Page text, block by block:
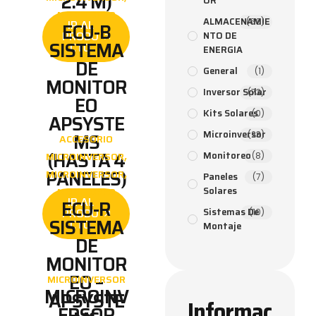
IR AL
PRODU
CTO
MONITOREO
ECU-B
SISTEMA
DE
MONITOR
EO
APSYSTE
MS
(HASTA 4
PANELES)
IR AL
PRODU
CTO
ACCESORIO
MICROINVERSOR,
MICROINVERSOR,
MONITOREO
ECU-R
SISTEMA
DE
MONITOR
EO –
APSYSTE
MICROINVERSOR
MICROINV
ALMACENAMIE
NTO DE
ENERGIA
(66)
General (1)
Inversor Solar
(73)
Kits Solares(0)
Microinversor
(23)
Monitoreo(8)
Paneles
Solares
(7)
Sistemas De
Montaje
(10)